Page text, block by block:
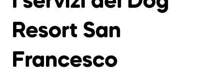
Resort San
Francesco